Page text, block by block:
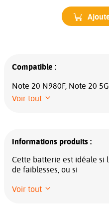
Compatible :
Note 20 N980F, Note 20
Voir tout
Informations produits :
Cette batterie est idéale si
de faiblesses, ou si
Voir tout